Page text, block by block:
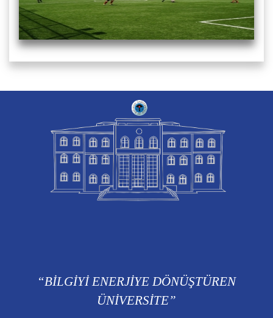
“BİLGİYİ ENERJİYE DÖNÜŞTÜREN
ÜNİVERSİTE”